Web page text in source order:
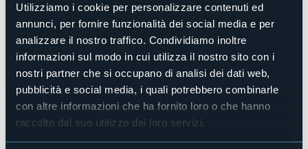
Utilizziamo i cookie per personalizzare contenuti ed
annunci, per fornire funzionalità dei social media e per
analizzare il nostro traffico. Condividiamo inoltre
informazioni sul modo in cui utilizza il nostro sito con i
nostri partner che si occupano di analisi dei dati web,
pubblicità e social media, i quali potrebbero combinarle
con altre informazioni che ha fornito loro o che hanno
raccolto dal suo utilizzo dei loro servizi.
Mercatini Filo di lanaorganizzati dalla Pro Cannero Riviera
in piazza del Municipio e la caratteristica Piazzetta
Affreschi.
Hobbisti artigiani creativi mostreranno i loro capolavori in
particolare legati al mondo della lana, i tessuti e i filati, ma
anche associazioni di volontariato, scuole e alcuni
allevatori e apicoltori che offriranno degustazioni dei
prodotti delle loro aziende.
Durante la giornata saranno organizzati dei laboratori e
sarà possibile degustare insieme qualche corroborante.
Una bella merenda alle 16.30 e finale suggestivo coi